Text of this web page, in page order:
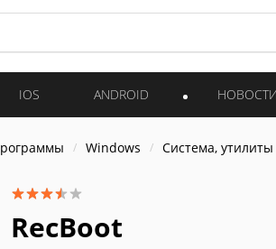
IOS ANDROID НОВОСТИ
Windows Система, утилиты
RecBoot